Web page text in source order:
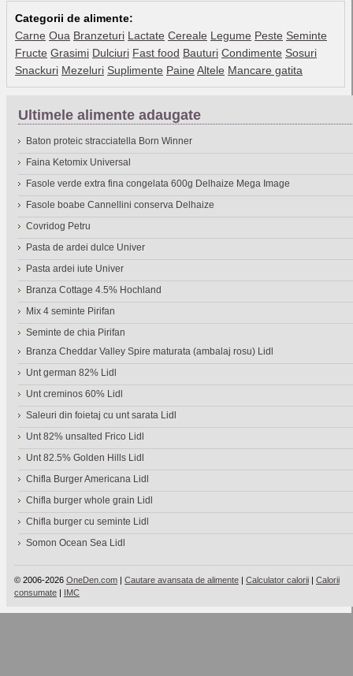
Categorii de alimente:
Carne Oua Branzeturi Lactate Cereale Legume Peste Seminte
Fructe Grasimi Dulciuri Fast food Bauturi Condimente Sosuri
Snackuri Mezeluri Suplimente Paine Altele Mancare gatita
Ultimele alimente adaugate
Baton proteic stracciatella Born Winner
Faina Ketomix Universal
Fasole verde extra fina congelata 600g Delhaize Mega Image
Fasole boabe Cannellini conserva Delhaize
Covridog Petru
Pasta de ardei dulce Univer
Pasta ardei iute Univer
Branza Cottage 4.5% Hochland
Mix 4 seminte Pirifan
Seminte de chia Pirifan
Branza Cheddar Valley Spire maturata (ambalaj rosu) Lidl
Unt german 82% Lidl
Unt creminos 60% Lidl
Saleuri din foietaj cu unt sarata Lidl
Unt 82% unsalted Frico Lidl
Unt 82.5% Golden Hills Lidl
Chifla Burger Americana Lidl
Chifla burger whole grain Lidl
Chifla burger cu seminte Lidl
Somon Ocean Sea Lidl
© 2006-2026 OneDen.com | Cautare avansata de alimente | Calculator calorii | Calorii
consumate | IMC